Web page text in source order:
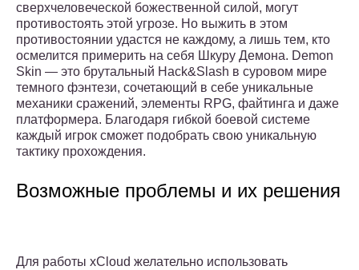
сверхчеловеческой божественной силой, могут
противостоять этой угрозе. Но выжить в этом
противостоянии удастся не каждому, а лишь тем, кто
осмелится примерить на себя Шкуру Демона. Demon
Skin — это брутальный Hack&Slash в суровом мире
темного фэнтези, сочетающий в себе уникальные
механики сражений, элементы RPG, файтинга и даже
платформера. Благодаря гибкой боевой системе
каждый игрок сможет подобрать свою уникальную
тактику прохождения.
Возможные проблемы и их решения
Для работы xCloud желательно использовать